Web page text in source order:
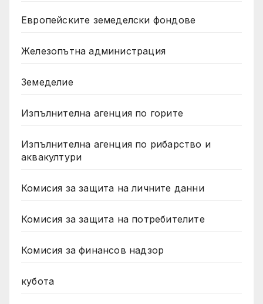
Европейските земеделски фондове
Железопътна администрация
Земеделие
Изпълнителна агенция по горите
Изпълнителна агенция по рибарство и
аквакултури
Комисия за защита на личните данни
Комисия за защита на потребителите
Комисия за финансов надзор
кубота